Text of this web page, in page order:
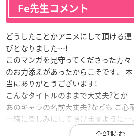
Fe先生コメント
どうしたことかアニメにして頂ける運
びとなりました…!
このマンガを見守ってくださった方々
のお力添えがあったからこそです、 本
当にありがとうございます!
こんなタイトルのままで大丈夫?とか
あのキャラの名前大丈夫?なども ご心
一緒に楽しみにして頂けますように…。